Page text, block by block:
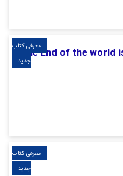
The End of the world
معرفی کتاب
جدید
معرفی کتاب
جدید